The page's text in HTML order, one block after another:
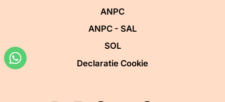
ANPC
ANPC - SAL
SOL
Declaratie Cookie